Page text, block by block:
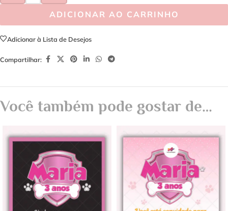
ADICIONAR AO CARRINHO
Adicionar à Lista de Desejos
Compartilhar:
Você também pode gostar de…